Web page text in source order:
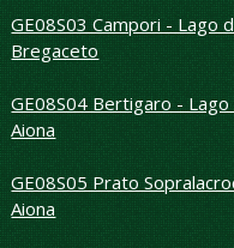
GE08S03 Campori - Lago
Bregaceto
GE08S04 Bertigaro -
Aiona
GE08S05 Prato
Aiona